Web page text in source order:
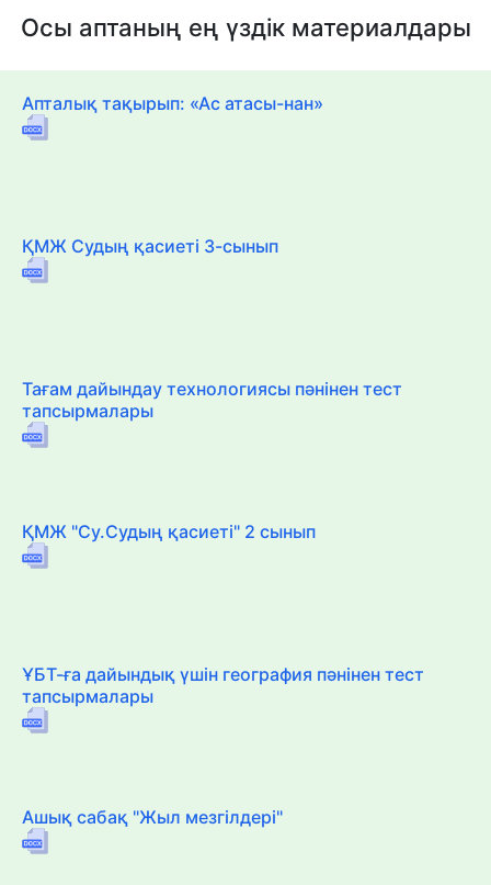
Осы аптаның ең үздік материалдары
Апталық тақырып: «Ас атасы-нан»
ҚМЖ Судың қасиеті 3-сынып
Тағам дайындау технологиясы пәнінен тест
тапсырмалары
ҚМЖ "Су.Судың қасиеті" 2 сынып
ҰБТ-ға дайындық үшін география пәнінен тест
тапсырмалары
Ашық сабақ "Жыл мезгілдері"